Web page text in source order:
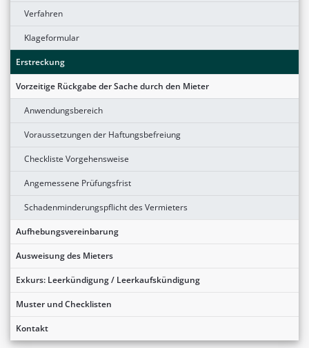
Verfahren
Klageformular
Erstreckung
Vorzeitige Rückgabe der Sache durch den Mieter
Anwendungsbereich
Voraussetzungen der Haftungsbefreiung
Checkliste Vorgehensweise
Angemessene Prüfungsfrist
Schadenminderungspflicht des Vermieters
Aufhebungsvereinbarung
Ausweisung des Mieters
Exkurs: Leerkündigung / Leerkaufskündigung
Muster und Checklisten
Kontakt